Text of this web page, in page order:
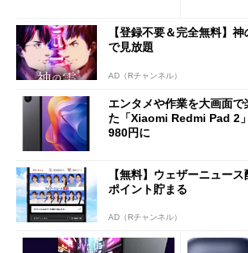
【登録不要＆完全無料】
で見放題
AD（Rチャンネル）
エンタメや作業を大画面
た「Xiaomi Redmi Pad 2
980円に
【無料】ウェザーニュー
ポイント貯まる
AD（Rチャンネル）